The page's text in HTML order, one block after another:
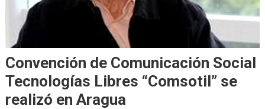
Convención de Comunicación Social
Tecnologías Libres “Comsotil” se
realizó en Aragua